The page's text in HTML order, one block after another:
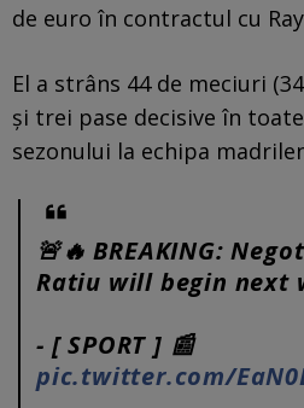
de euro în contractul cu
El a strâns 44 de meciuri
și trei pase decisive în
sezonului la echipa
🚨🔥 BREAKING:
Ratiu will begin next
- [ SPORT ] 📰
pic.twitter.com/